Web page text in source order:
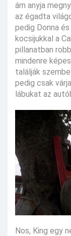
ám anyja
az égadta
pedig Donna
kocsijukkal a
pillanatban
mindenre
találják
pedig csak
lábukat az
Nos, King egy